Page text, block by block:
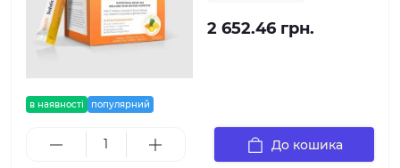
в наявності популярний
2 652.46 грн.
До кошика